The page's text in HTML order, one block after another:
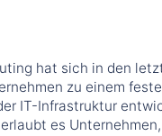
hat sich in den
zu einem
IT-Infrastruktur
es